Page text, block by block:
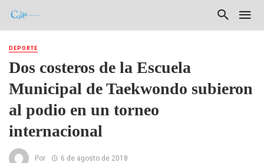
DEPORTE
Dos costeros de la Escuela
Municipal de Taekwondo subieron
al podio en un torneo
internacional
Por 6 de agosto de 2018